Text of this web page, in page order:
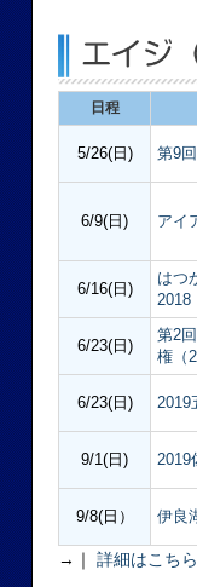
日程
5/26(日) 第9
6/9(日) アイ
6/16(日)
はつ
2018
6/23(日)
第2
権（
6/23(日) 2019
9/1(日) 2019
9/8(日） 伊良
→｜ 詳細はこちら